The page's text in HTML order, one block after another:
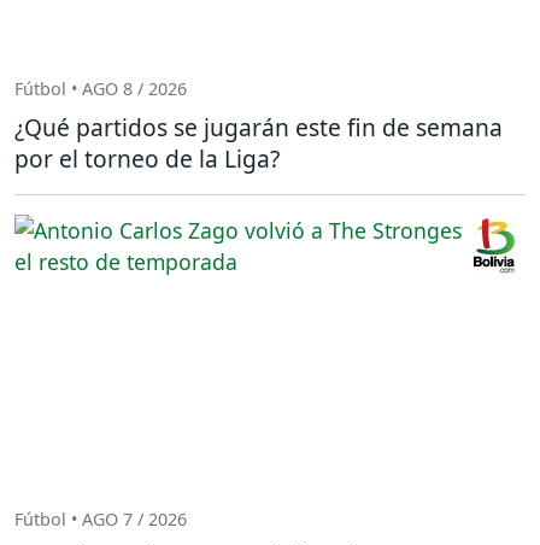
Fútbol • AGO 8 / 2026
¿Qué partidos se jugarán este fin de semana
por el torneo de la Liga?
Fútbol • AGO 7 / 2026